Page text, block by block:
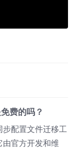
费的吗？
步配置文件迁移工
官方开发和维